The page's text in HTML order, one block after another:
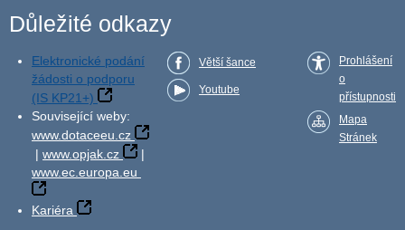
Důležité odkazy
Elektronické podání
žádosti o podporu
(IS KP21+)
Související weby:
www.dotaceeu.cz
| www.opjak.cz
|
www.ec.europa.eu
Kariéra
Větší šance
Youtube
Prohlášení
o
přístupnosti
Mapa
Stránek